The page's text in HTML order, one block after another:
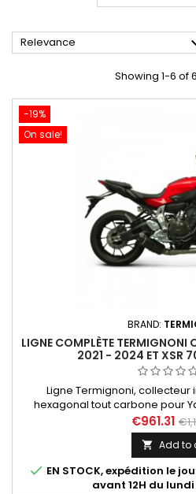
Relevance
Showing 1-6 of
-19%
On sale!
BRAND:
LIGNE COMPLÈTE
2021 - 2024 ET XSR
Ligne Termignoni, collecteur
hexagonal tout carbone pour
toutes années jusque 2022
option Y104CAT (vendu
machines suivantes : Yamaha MT
07 2021 - 2022 - 2023 - 2024
2020 Yamaha
€961.31
 Add to
 EN STOCK, expédition le
avant 12H du